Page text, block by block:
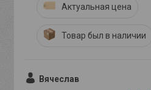
Актуальная цена
Товар был в наличии
Вячеслав